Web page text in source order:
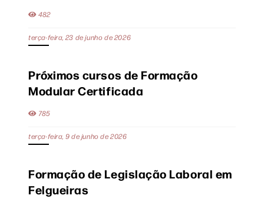
482
terça-feira, 23 de junho de 2026
Próximos cursos de Formação
Modular Certificada
785
terça-feira, 9 de junho de 2026
Formação de Legislação Laboral em
Felgueiras